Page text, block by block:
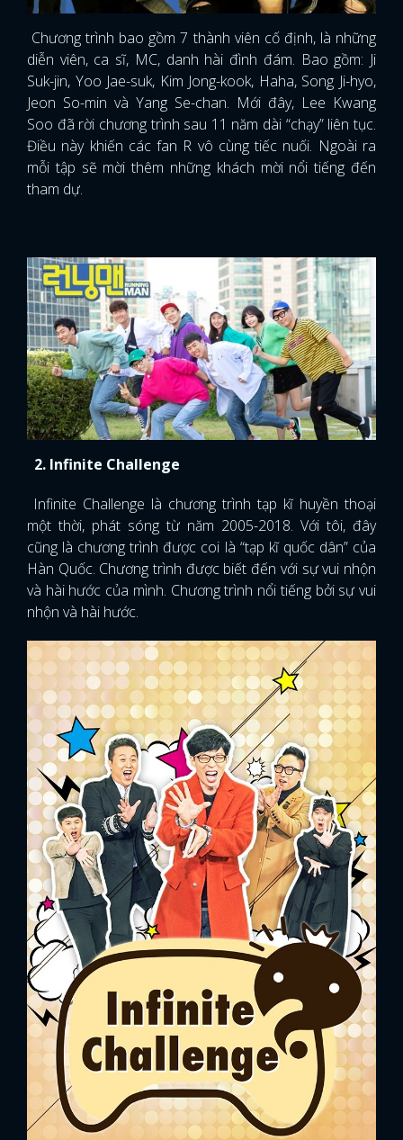
Chương trình bao gồm 7 thành viên cố định, là những
diễn viên, ca sĩ, MC, danh hài đình đám. Bao gồm: Ji
Suk-jin, Yoo Jae-suk, Kim Jong-kook, Haha, Song Ji-hyo,
Jeon So-min và Yang Se-chan. Mới đây, Lee Kwang
Soo đã rời chương trình sau 11 năm dài “chạy” liên tục.
Điều này khiến các fan R vô cùng tiếc nuối. Ngoài ra
mỗi tập sẽ mời thêm những khách mời nổi tiếng đến
tham dự.
2. Infinite Challenge
Infinite Challenge là chương trình tạp kĩ huyền thoại
một thời, phát sóng từ năm 2005-2018. Với tôi, đây
cũng là chương trình được coi là “tạp kĩ quốc dân” của
Hàn Quốc. Chương trình được biết đến với sự vui nhộn
và hài hước của mình. Chương trình nổi tiếng bởi sự vui
nhộn và hài hước.